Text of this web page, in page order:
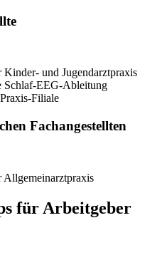
und Jugendarztpraxis
Schlaf-EEG-Ableitung
Filiale
Fachangestellten
Allgemeinarztpraxis
für Arbeitgeber